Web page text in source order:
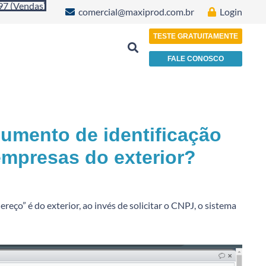
(Vendas)
comercial@maxiprod.com.br Login
TESTE GRATUITAMENTE
FALE CONOSCO
de identificação
do exterior?
é do exterior, ao invés de solicitar o CNPJ, o sistema